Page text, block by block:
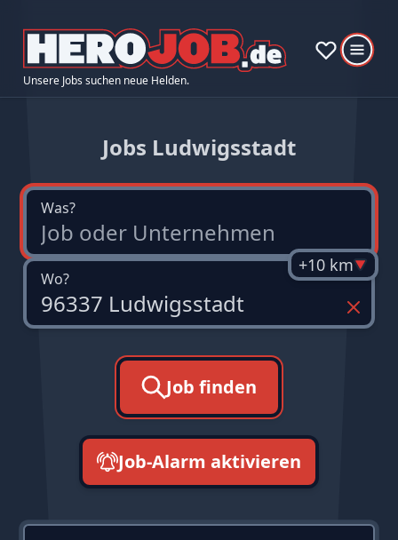
Unsere Jobs suchen neue Helden.
Jobs Ludwigsstadt
Was?
Wo?
+10 km
Job finden
Job-Alarm aktivieren